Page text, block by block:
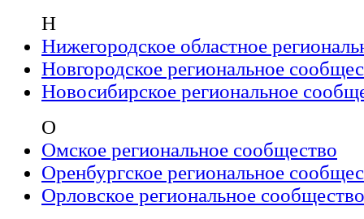
Н
Нижегородское областное
Новгородское региональное
Новосибирское региональное
О
Омское региональное сообщество
Оренбургское региональное
Орловское региональное сообщество